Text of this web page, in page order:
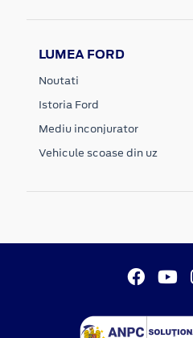
LUMEA FORD
Noutati
Istoria Ford
Mediu inconjurator
Vehicule scoase din uz